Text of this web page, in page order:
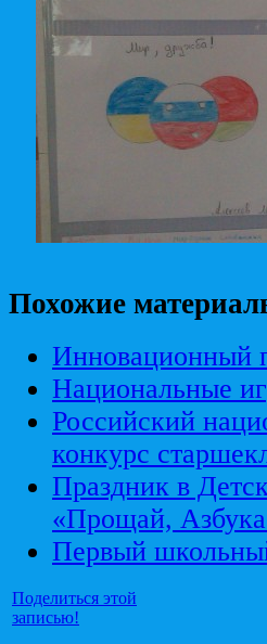
Похожие
Инновационный
Национальные
Российский
конкурс
Праздник в
«Прощай,
Первый
Поделиться этой
записью!